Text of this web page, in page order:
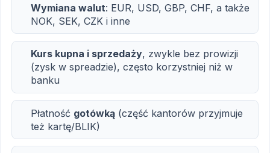
Wymiana walut: EUR, USD, GBP, CHF, a także
NOK, SEK, CZK i inne
Kurs kupna i sprzedaży, zwykle bez prowizji
(zysk w spreadzie), często korzystniej niż w
banku
Płatność gotówką (część kantorów przyjmuje
też kartę/BLIK)